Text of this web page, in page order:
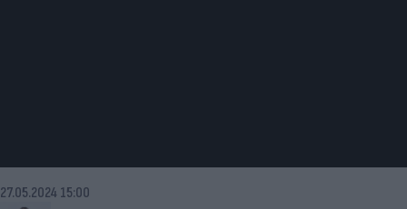
27.05.2024 15:00